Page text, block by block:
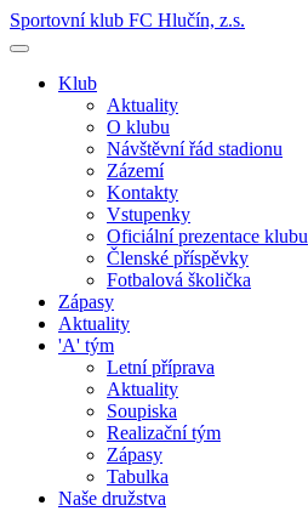
Sportovní klub FC Hlučín, z.s.
Klub
Aktuality
O klubu
Návštěvní řád stadionu
Zázemí
Kontakty
Vstupenky
Oficiální prezentace klubu
Členské příspěvky
Fotbalová školička
Zápasy
Aktuality
'A' tým
Letní příprava
Aktuality
Soupiska
Realizační tým
Zápasy
Tabulka
Naše družstva